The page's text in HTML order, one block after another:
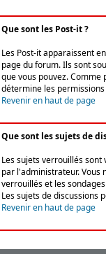
Que sont les Post-it ?
Les Post-it apparaissent
page du forum. Ils sont
que vous pouvez.
détermine les
Revenir en haut de page
Que sont les sujets de
Les sujets verrouillés
par l'administrateur. Vous
verrouillés et les
Les sujets de discussions
Revenir en haut de page